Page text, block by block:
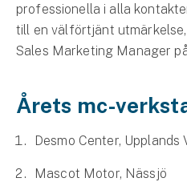
Drönarförsäkring
För förmedlare
Kommunolycksfall
Se alla
professionella i alla
till en välförtjänt
Sales Marketing Manager
Årets mc-
Desmo Center, Upplands
Mascot Motor, Nässjö